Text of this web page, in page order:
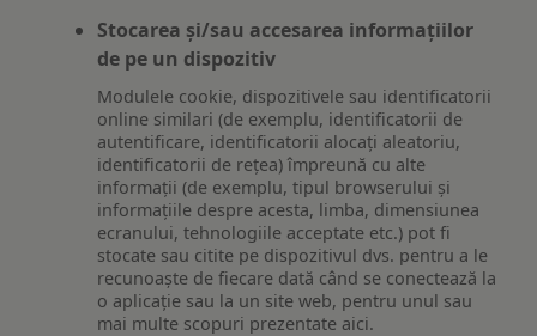
Stocarea și/sau accesarea informațiilor
de pe un dispozitiv
Modulele cookie, dispozitivele sau identificatorii
online similari (de exemplu, identificatorii de
autentificare, identificatorii alocați aleatoriu,
identificatorii de rețea) împreună cu alte
informații (de exemplu, tipul browserului și
informațiile despre acesta, limba, dimensiunea
ecranului, tehnologiile acceptate etc.) pot fi
stocate sau citite pe dispozitivul dvs. pentru a le
recunoaște de fiecare dată când se conectează la
o aplicație sau la un site web, pentru unul sau
mai multe scopuri prezentate aici.